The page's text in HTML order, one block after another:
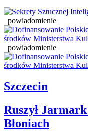
powiadomienie
powiadomienie
Szczecin
Ruszył
Błoniach